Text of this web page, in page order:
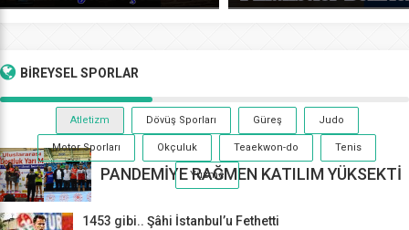
BİREYSELSPORLAR
Atletizm Dövüş Sporları Güreş Judo
Motor Sporları Okçuluk Teaekwon-do Tenis
Yüzme
PANDEMİYE RAĞMEN KATILIM YÜKSEKTİ
1453 gibi.. Şâhi İstanbul’u Fethetti